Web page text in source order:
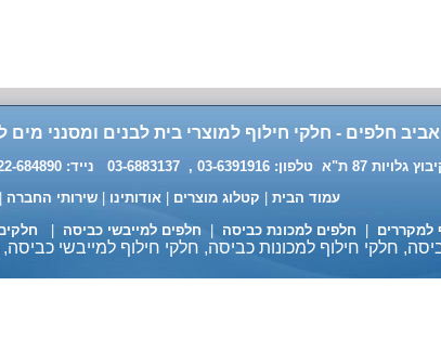
אביב חלפים - חלקי חילוף למוצרי בית לבנים ומסנני מים
, 03-6883137 נייד: 0522-684890 דוא"ל:
עמוד הבית
קטלוג מוצרים אודותינו שירותי החברה
למקררים חלפים למכונת כביסה חלפים למייבשי כביסה
חלקי חילוף למכונות כביסה, חלקי חילוף למייבשי